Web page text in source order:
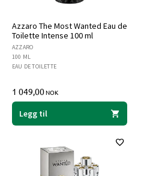
Azzaro The Most Wanted Eau de
Toilette Intense 100 ml
AZZARO
100 ML
EAU DE TOILETTE
1 049,00NOK
Legg til